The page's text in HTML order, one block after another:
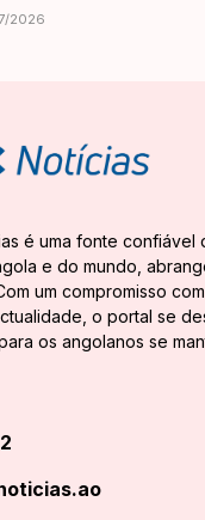
2026
é uma fonte confiável
e do mundo,
um compromisso
o portal se
os angolanos se